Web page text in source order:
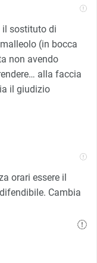
il sostituto di
(in bocca
non avendo
alla faccia
il giudizio
orari essere il
Cambia